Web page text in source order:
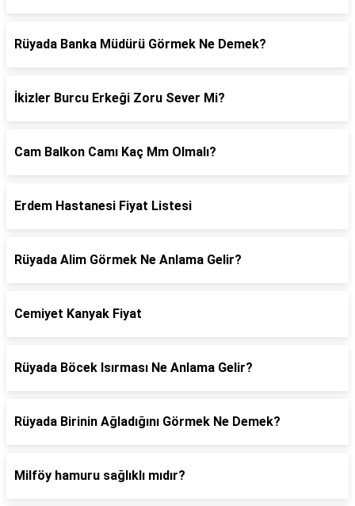
Rüyada Banka Müdürü Görmek Ne Demek?
İkizler Burcu Erkeği Zoru Sever Mi?
Cam Balkon Camı Kaç Mm Olmalı?
Erdem Hastanesi Fiyat Listesi
Rüyada Alim Görmek Ne Anlama Gelir?
Cemiyet Kanyak Fiyat
Rüyada Böcek Isırması Ne Anlama Gelir?
Rüyada Birinin Ağladığını Görmek Ne Demek?
Milföy hamuru sağlıklı mıdır?